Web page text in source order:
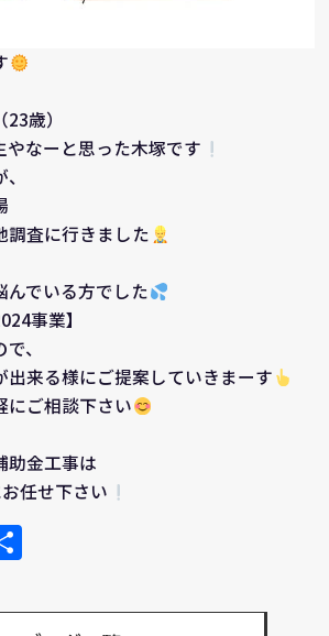
歳）
やなーと思った木塚です
調査に行きました
んでいる方でした
事業】
、
出来る様にご提案していきまーす
にご相談下さい
助金工事は
任せ下さい